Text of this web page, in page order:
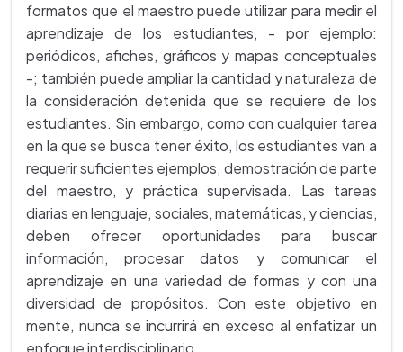
formatos que el maestro puede utilizar para medir el
aprendizaje de los estudiantes, - por ejemplo:
periódicos, afiches, gráficos y mapas conceptuales
-; también puede ampliar la cantidad y naturaleza de
la consideración detenida que se requiere de los
estudiantes. Sin embargo, como con cualquier tarea
en la que se busca tener éxito, los estudiantes van a
requerir suficientes ejemplos, demostración de parte
del maestro, y práctica supervisada. Las tareas
diarias en lenguaje, sociales, matemáticas, y ciencias,
deben ofrecer oportunidades para buscar
información, procesar datos y comunicar el
aprendizaje en una variedad de formas y con una
diversidad de propósitos. Con este objetivo en
mente, nunca se incurrirá en exceso al enfatizar un
enfoque interdisciplinario.